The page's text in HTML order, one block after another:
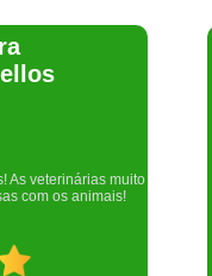
com a doutora
Adorei o lugar e a